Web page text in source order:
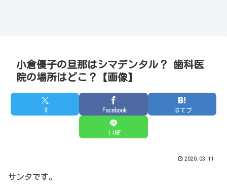
小倉優子の旦那はシマデンタル？ 歯科医
院の場所はどこ？【画像】
X Facebook はてブ
LINE
2020.03.11
サンタです。